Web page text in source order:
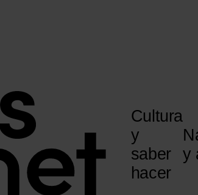
Cultura
y
saber
hacer
y